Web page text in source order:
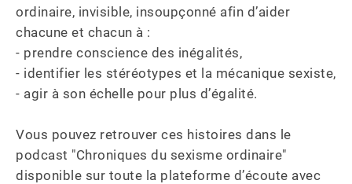
ordinaire, invisible, insoupçonné afin d’aider
chacune et chacun à :
- prendre conscience des inégalités,
- identifier les stéréotypes et la mécanique sexiste,
- agir à son échelle pour plus d’égalité.
Vous pouvez retrouver ces histoires dans le
podcast "Chroniques du sexisme ordinaire"
disponible sur toute la plateforme d’écoute avec